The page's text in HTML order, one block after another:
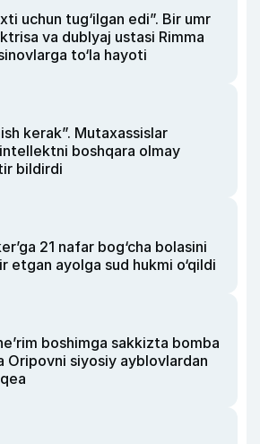
uchun tug‘ilgan edi”. Bir umr
va dublyaj ustasi Rimma
to‘la hayoti
kerak”. Mutaxassislar
boshqara olmay
bildirdi
21 nafar bog‘cha bolasini
etgan ayolga sud hukmi o‘qildi
boshimga sakkizta bomba
Oripovni siyosiy ayblovlardan